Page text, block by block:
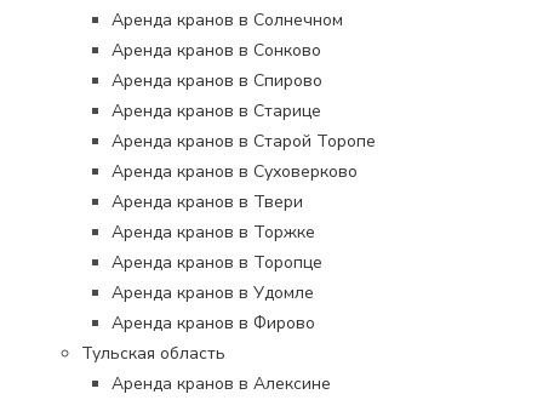
Аренда кранов в Солнечном
Аренда кранов в Сонково
Аренда кранов в Спирово
Аренда кранов в Старице
Аренда кранов в Старой Торопе
Аренда кранов в Суховерково
Аренда кранов в Твери
Аренда кранов в Торжке
Аренда кранов в Торопце
Аренда кранов в Удомле
Аренда кранов в Фирово
Тульская область
Аренда кранов в Алексине